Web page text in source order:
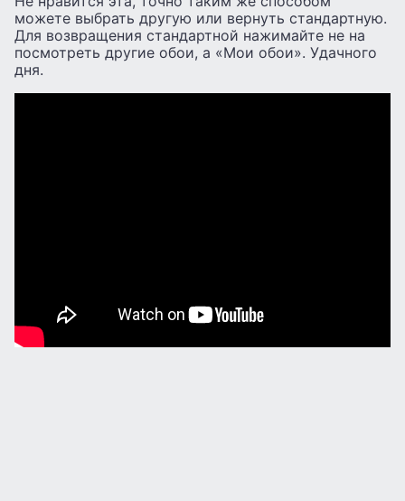
можете выбрать другую или вернуть стандартную.
Для возвращения стандартной нажимайте не на
посмотреть другие обои, а «Мои обои». Удачного
дня.